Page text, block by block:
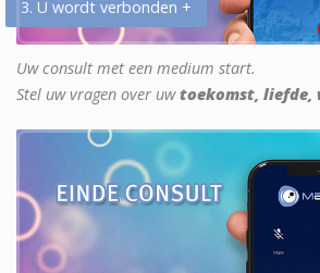
3. U wordt verbonden +
Uw consult met een medium start.
Stel uw vragen over uwtoekomst, liefde,